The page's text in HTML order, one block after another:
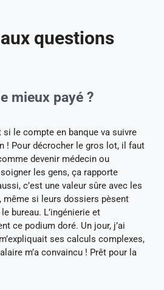
questions
mieux payé ?
si le compte en banque va suivre
! Pour décrocher le gros lot, il faut
devenir médecin ou
les gens, ça rapporte
c’est une valeur sûre avec les
même si leurs dossiers pèsent
bureau. L’ingénierie et
ce podium doré. Un jour, j’ai
ses calculs complexes,
m’a convaincu ! Prêt pour la